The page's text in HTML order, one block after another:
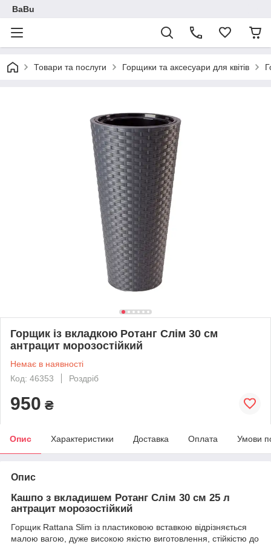
BaBu
Товари та послуги Горщики та аксесуари для квітів
Горщик із вкладкою Ротанг Слім 30 см
антрацит морозостійкий
Немає в наявності
Код: 46353
Роздріб
950 ₴
Опис Характеристики Доставка Оплата Умови
Опис
Кашпо з вкладишем Ротанг Слім 30 см 25 л
антрацит морозостійкий
Горщик Rattana Slim із пластиковою вставкою відрізняється
малою вагою, дуже високою якістю виготовлення, стійкістю до